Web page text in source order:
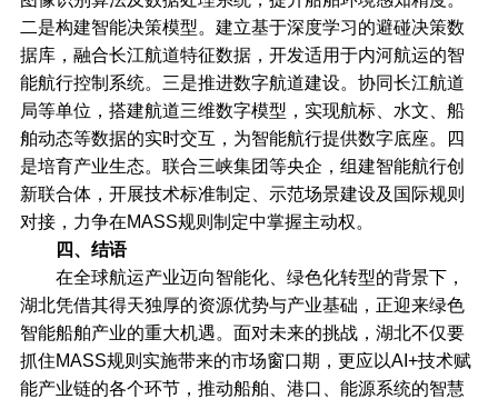
二是构建智能决策模型。建立基于深度学习的避碰决策数
据库，融合长江航道特征数据，开发适用于内河航运的智
能航行控制系统。三是推进数字航道建设。协同长江航道
局等单位，搭建航道三维数字模型，实现航标、水文、船
舶动态等数据的实时交互，为智能航行提供数字底座。四
是培育产业生态。联合三峡集团等央企，组建智能航行创
新联合体，开展技术标准制定、示范场景建设及国际规则
对接，力争在MASS规则制定中掌握主动权。
四、结语
在全球航运产业迈向智能化、绿色化转型的背景下，
湖北凭借其得天独厚的资源优势与产业基础，正迎来绿色
智能船舶产业的重大机遇。面对未来的挑战，湖北不仅要
抓住MASS规则实施带来的市场窗口期，更应以AI+技术赋
能产业链的各个环节，推动船舶、港口、能源系统的智慧